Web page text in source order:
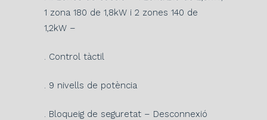
1 zona 180 de 1,8kW i 2 zones 140 de
1,2kW –
. Control tàctil
. 9 nivells de potència
. Bloqueig de seguretat – Desconnexió